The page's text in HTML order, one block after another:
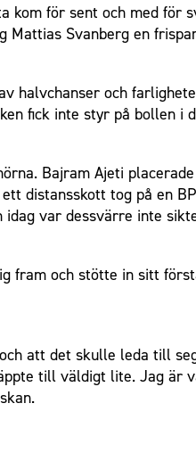
kom för sent och med för
Mattias Svanberg en
halvchanser och
fick inte styr på bollen i
Bajram Ajeti
distansskott tog på en
idag var dessvärre inte
fram och stötte in sitt
att det skulle leda till
till väldigt lite. Jag är